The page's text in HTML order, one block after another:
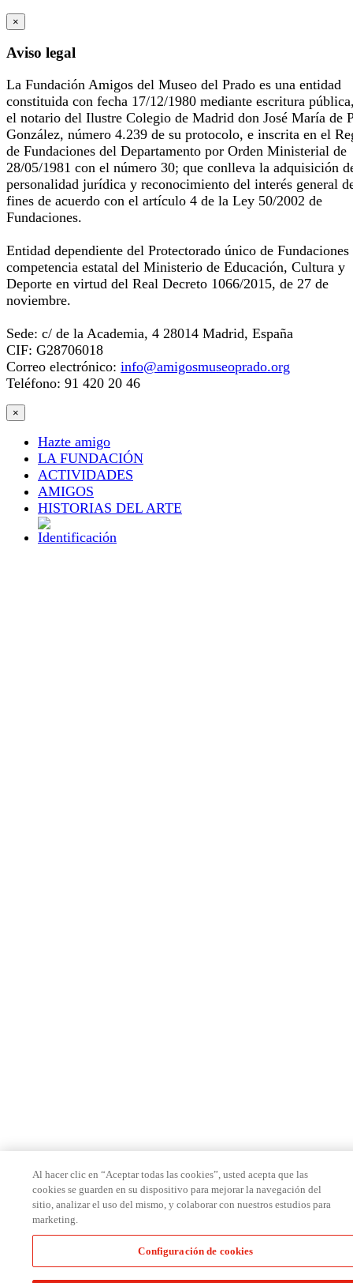
×
Aviso legal
La Fundación Amigos del Museo del Prado es una entidad
constituida con fecha 17/12/1980 mediante escritura
el notario del Ilustre Colegio de Madrid don José María de
González, número 4.239 de su protocolo, e inscrita en el
de Fundaciones del Departamento por Orden Ministerial de
28/05/1981 con el número 30; que conlleva la adquisición
personalidad jurídica y reconocimiento del interés general
fines de acuerdo con el artículo 4 de la Ley 50/2002 de
Fundaciones.
Entidad dependiente del Protectorado único de Fundaciones
competencia estatal del Ministerio de Educación, Cultura y
Deporte en virtud del Real Decreto 1066/2015, de 27 de
noviembre.
Sede: c/ de la Academia, 4 28014 Madrid, España
CIF: G28706018
Correo electrónico: info@amigosmuseoprado.org
Teléfono: 91 420 20 46
×
Hazte amigo
LA FUNDACIÓN
ACTIVIDADES
AMIGOS
HISTORIAS DEL ARTE
Al hacer clic en “Aceptar todas las cookies”, usted acepta que las
cookies se guarden en su dispositivo para mejorar la navegación del
sitio, analizar el uso del mismo, y colaborar con nuestros estudios para
marketing.
Configuración de cookies